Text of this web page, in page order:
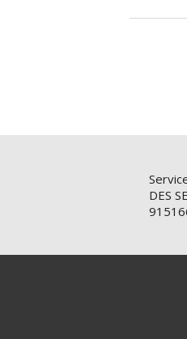
DES